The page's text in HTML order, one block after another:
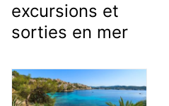
excursions et
sorties en mer